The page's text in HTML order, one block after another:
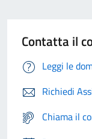
Contatta il
Leggi le
Richiedi
Chiama il